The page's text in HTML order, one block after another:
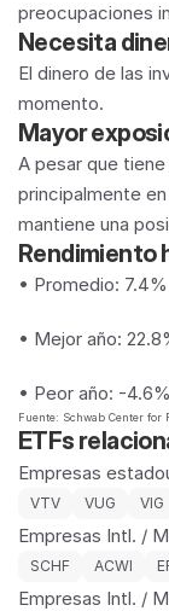
preocupaciones
Necesita
El dinero de las
momento.
Mayor
A pesar que
principalmente
mantiene una
Rendimiento
• Promedio: 7.4%
• Mejor año:
• Peor año: -4.6%
Fuente: Schwab Center for
ETFs
Empresas
VTV
VUG VIG
Empresas Intl. /
SCHF
ACWI
Empresas Intl. /